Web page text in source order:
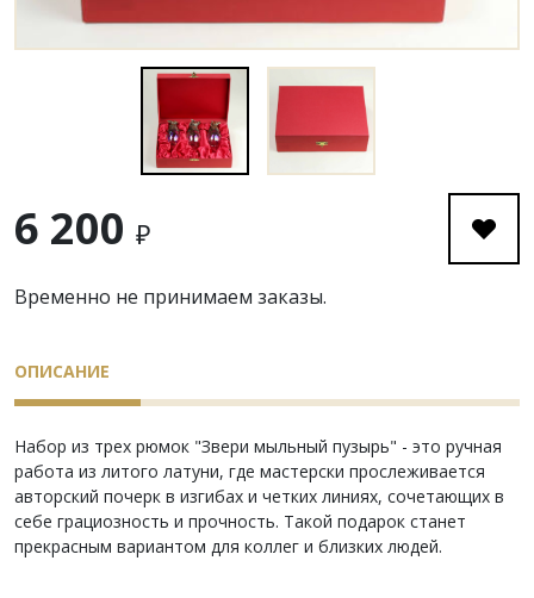
6 200 ₽
Временно не принимаем заказы.
ОПИСАНИЕ
Набор из трех рюмок "Звери мыльный пузырь" - это ручная
работа из литого латуни, где мастерски прослеживается
авторский почерк в изгибах и четких линиях, сочетающих в
себе грациозность и прочность. Такой подарок станет
прекрасным вариантом для коллег и близких людей.